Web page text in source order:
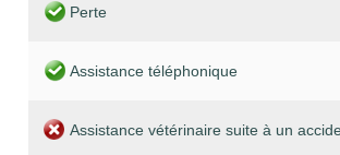
Perte
Assistance téléphonique
Assistance vétérinaire suite à un